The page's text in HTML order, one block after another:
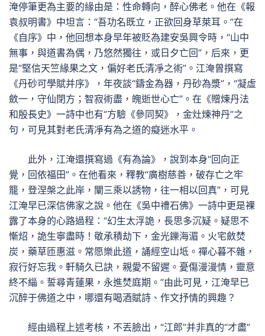
淹停筆更為主要的緣由是：性命轉向，醉心佛老。他在《報
袁叔明書》中坦言：“吾功名既立，正欲回身草萊耳。”在
《自序》中，他回想本身早年被貶為建安吳興令時，“山中
無事，與道書為偶，乃悠然獨往，或日夕亡回”，后來，更
是“堅信天竺緣果之文，偏好老氏清凈之術”。江淹曾撰寫
《丹砂可學賦并序》，年夜談“鑄金為器，丹砂為漿”，“凝虛
斂一，守仙閉方；智寂術盡，魄逝世心亡”。在《贈煉丹法
和殷長史》一詩中也有“方驗《參同契》，金灶煉神丹”之
句，可見其對老氏清凈有為之道的癡迷水平。
此外，江淹還撰寫過《有為論》，說到本身“回向正
覺，回依福田”。在他看來，釋教“廣樹慈善，破存亡之牢
籠，登涅槃之此岸，闡三乘以誘物，往一相以回真”，可見
江淹早已深信佛家之說。他在《吳中禮石佛》一詩中更是裸
露了本身的心路過程：“幻生太浮詭，長思多沉疑。疑思不
慚炤，詭生寧盡時！敬承積劫下，金光鑠海湄。火宅斂焚
炭，藥草匝惠滋。常愿樂此道，誦經空山坻。禪心暮不雜，
寂行好忘我。軒騎久已訣，親愛不留遲。憂傷漫漫情，靈意
終不緇。誓尋青蓮果，永進焚庭期。”由此可見，江淹早已
沉醉于佛道之中，哪還有喝酒賦詩、作文抒情的興趣？
經由過程上述考核，不丟臉出，“江郎”并非真的“才盡”